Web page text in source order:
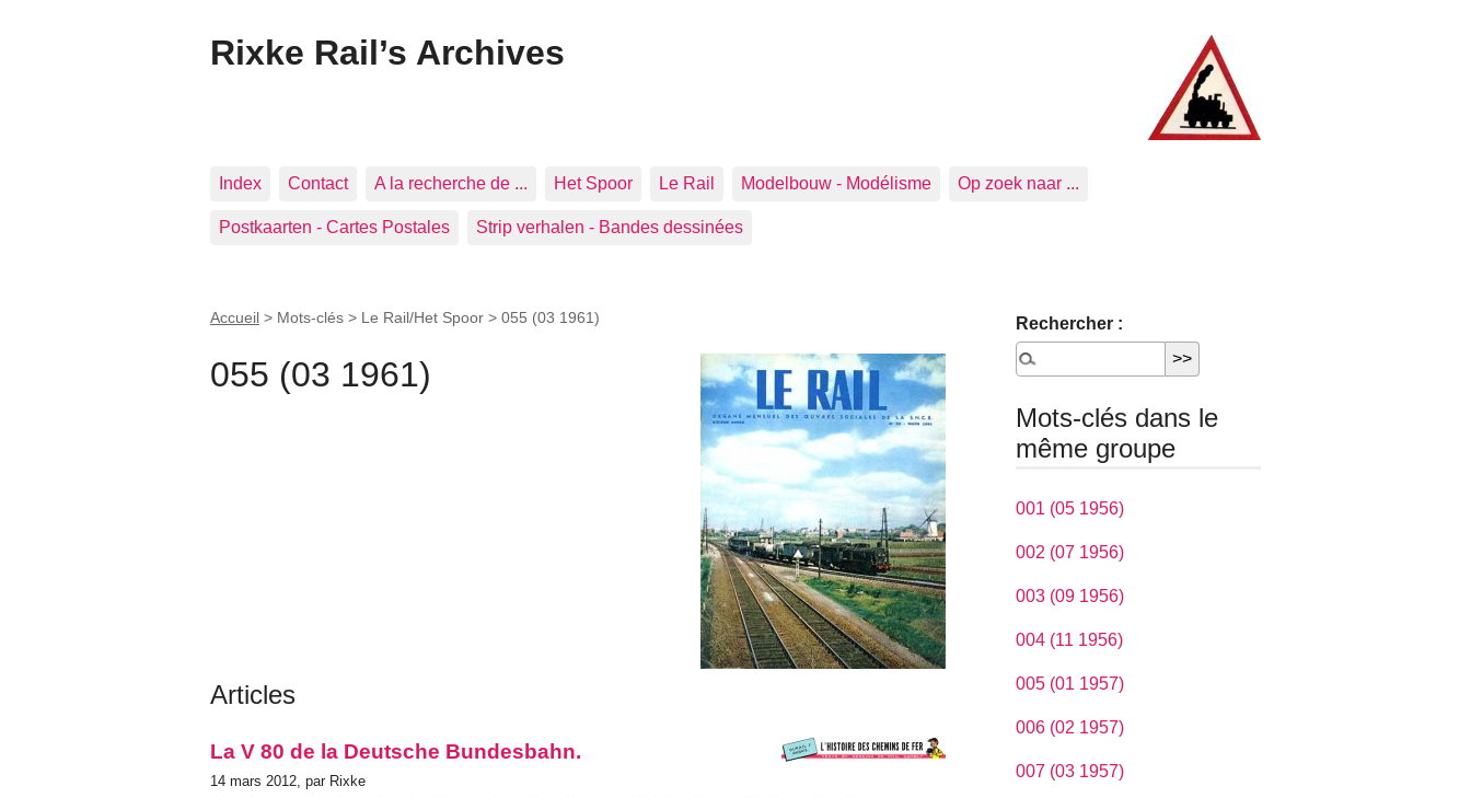
Rixke Rail’s Archives
Index Contact A la recherche de ... Het Spoor Le Rail Modelbouw - Modélisme Op zoek naar ...
Postkaarten - Cartes Postales Strip verhalen - Bandes dessinées
Accueil > Mots-clés > Le Rail/Het Spoor > 055 (03 1961)
055 (03 1961)
Articles
La V 80 de la Deutsche Bundesbahn.
14 mars 2012, par Rixke
Rechercher :
Mots-clés dans le
même groupe
001 (05 1956)
002 (07 1956)
003 (09 1956)
004 (11 1956)
005 (01 1957)
006 (02 1957)
007 (03 1957)